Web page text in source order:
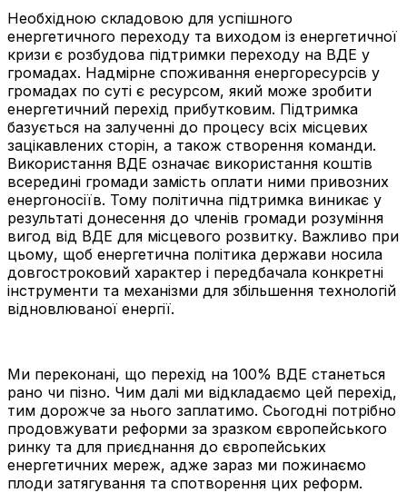
Необхідною складовою для успішного
енергетичного переходу та виходом із енергетичної
кризи є розбудова підтримки переходу на ВДЕ у
громадах. Надмірне споживання енергоресурсів у
громадах по суті є ресурсом, який може зробити
енергетичний перехід прибутковим. Підтримка
базується на залученні до процесу всіх місцевих
зацікавлених сторін, а також створення команди.
Використання ВДЕ означає використання коштів
всередині громади замість оплати ними привозних
енергоносіїв. Тому політична підтримка виникає у
результаті донесення до членів громади розуміння
вигод від ВДЕ для місцевого розвитку. Важливо при
цьому, щоб енергетична політика держави носила
довгостроковий характер і передбачала конкретні
інструменти та механізми для збільшення технологій
відновлюваної енергії.
Ми переконані, що перехід на 100% ВДЕ станеться
рано чи пізно. Чим далі ми відкладаємо цей перехід,
тим дорожче за нього заплатимо. Сьогодні потрібно
продовжувати реформи за зразком європейського
ринку та для приєднання до європейських
енергетичних мереж, адже зараз ми пожинаємо
плоди затягування та спотворення цих реформ.